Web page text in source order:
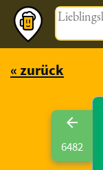
« zurück
6482